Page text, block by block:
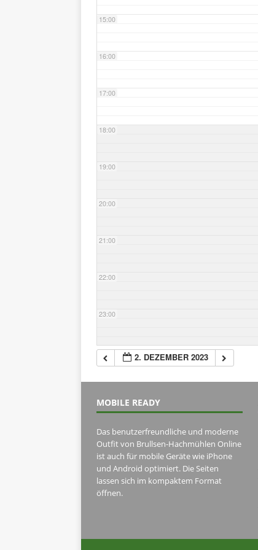
15:00
16:00
17:00
18:00
19:00
20:00
21:00
22:00
23:00
2. DEZEMBER 2023
MOBILE READY
Das benutzerfreundliche und moderne
Outfit von Brullsen-Hachmühlen Online
ist auch für mobile Geräte wie iPhone
und Android optimiert. Die Seiten
lassen sich im kompaktem Format
öffnen.